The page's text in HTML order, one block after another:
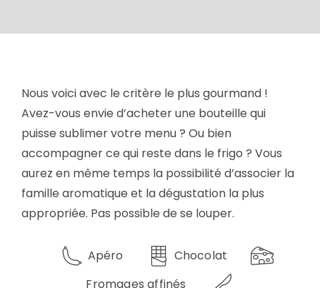
Nous voici avec le critère le plus gourmand !
Avez-vous envie d’acheter une bouteille qui
puisse sublimer votre menu ? Ou bien
accompagner ce qui reste dans le frigo ? Vous
aurez en même temps la possibilité d’associer la
famille aromatique et la dégustation la plus
appropriée. Pas possible de se louper.
Apéro
Chocolat
Fromages affinés